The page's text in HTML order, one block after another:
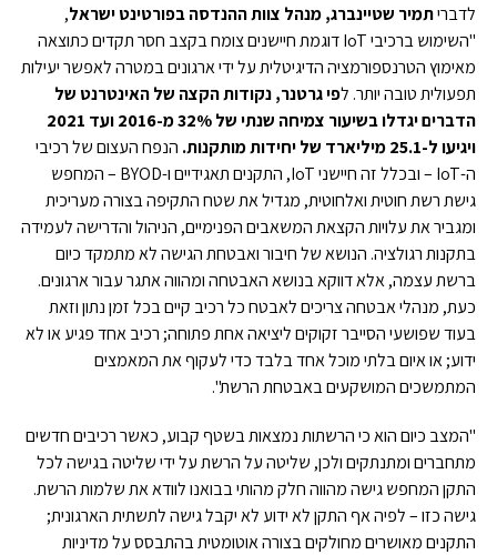
לדבריתמיר שטיינברג, מנהל צוות ההנדסה בפורטינט ישראל,
"השימוש ברכיבי IoT דוגמת חיישנים צומח בקצב חסר תקדים כתוצאה
מאימוץ הטרנספורמציה הדיגיטלית על ידי ארגונים במטרה לאפשר יעילות
תפעולית טובה יותר. לפי גרטנר, נקודות הקצה של האינטרנט של
הדברים יגדלו בשיעור צמיחה שנתי של 32% מ-2016 ועד 2021
ויגיעו ל-25.1 מיליארד של יחידות מותקנות.
הנפח העצום של רכיבי
ה-IoT – ובכלל זה חיישני IoT, התקנים תאגידיים ו-BYOD – המחפש
גישת רשת חוטית ואלחוטית, מגדיל את שטח התקיפה בצורה מעריכית
ומגביר את עלויות הקצאת המשאבים הפנימיים, הניהול והדרישה לעמידה
בתקנות רגולציה. הנושא של חיבור ואבטחת הגישה לא מתמקד כיום
ברשת עצמה, אלא דווקא בנושא האבטחה ומהווה אתגר עבור ארגונים.
כעת, מנהלי אבטחה צריכים לאבטח כל רכיב קיים בכל זמן נתון וזאת
בעוד שפושעי הסייבר זקוקים ליציאה אחת פתוחה; רכיב אחד פגיע או לא
ידוע; או איום בלתי מוכל אחד בלבד כדי לעקוף את המאמצים
המתמשכים המושקעים באבטחת הרשת".
"המצב כיום הוא כי הרשתות נמצאות בשטף קבוע, כאשר רכיבים חדשים
מתחברים ומתנתקים ולכן, שליטה על הרשת על ידי שליטה בגישה לכל
התקן המחפש גישה מהווה חלק מהותי בבואנו לוודא את שלמות הרשת.
גישה כזו – לפיה אף התקן לא ידוע לא יקבל גישה לתשתית הארגונית;
התקנים מאושרים מחולקים בצורה אוטומטית בהתבסס על מדיניות